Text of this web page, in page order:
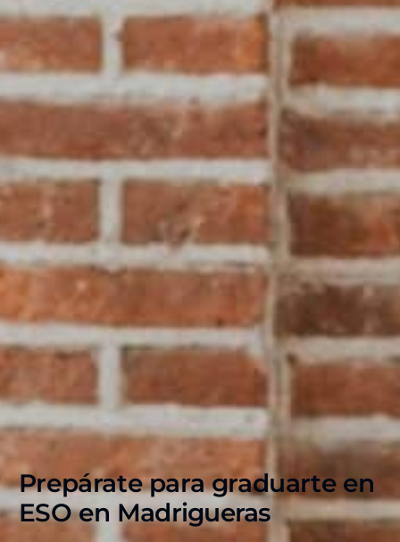
Prepárate para graduarte en
ESO en Madrigueras